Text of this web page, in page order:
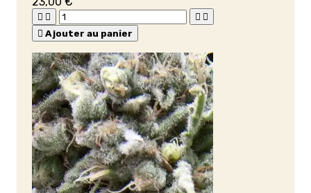
   
 Ajouter au panier